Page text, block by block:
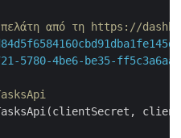
πελάτη από τη https://
5780-4be6-be35-